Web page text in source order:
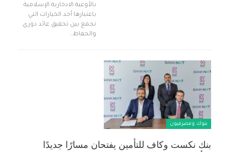
بالأوعية الادخارية الإسلامية
باعتبارها أحد الخيارات التي
تجمع بين تحقيق عائد دوري
والحفاظ…
بنوك ومصرفيون
بنك نكست وكاف للتأمين يفتحان مسارًا جديدًا